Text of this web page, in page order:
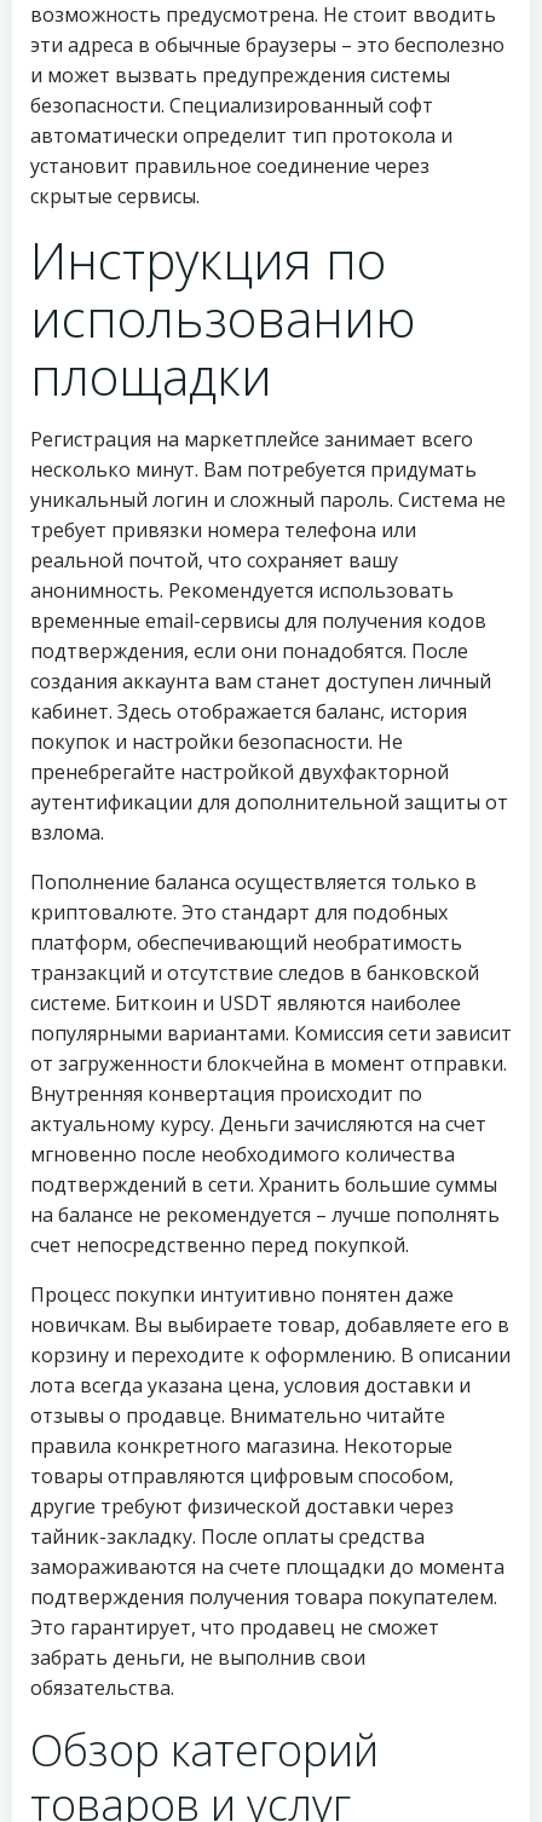
возможность предусмотрена. Не стоит вводить
эти адреса в обычные браузеры – это бесполезно
и может вызвать предупреждения системы
безопасности. Специализированный софт
автоматически определит тип протокола и
установит правильное соединение через
скрытые сервисы.
Инструкция по
использованию
площадки
Регистрация на маркетплейсе занимает всего
несколько минут. Вам потребуется придумать
уникальный логин и сложный пароль. Система не
требует привязки номера телефона или
реальной почтой, что сохраняет вашу
анонимность. Рекомендуется использовать
временные email-сервисы для получения кодов
подтверждения, если они понадобятся. После
создания аккаунта вам станет доступен личный
кабинет. Здесь отображается баланс, история
покупок и настройки безопасности. Не
пренебрегайте настройкой двухфакторной
аутентификации для дополнительной защиты от
взлома.
Пополнение баланса осуществляется только в
криптовалюте. Это стандарт для подобных
платформ, обеспечивающий необратимость
транзакций и отсутствие следов в банковской
системе. Биткоин и USDT являются наиболее
популярными вариантами. Комиссия сети зависит
от загруженности блокчейна в момент отправки.
Внутренняя конвертация происходит по
актуальному курсу. Деньги зачисляются на счет
мгновенно после необходимого количества
подтверждений в сети. Хранить большие суммы
на балансе не рекомендуется – лучше пополнять
счет непосредственно перед покупкой.
Процесс покупки интуитивно понятен даже
новичкам. Вы выбираете товар, добавляете его в
корзину и переходите к оформлению. В описании
лота всегда указана цена, условия доставки и
отзывы о продавце. Внимательно читайте
правила конкретного магазина. Некоторые
товары отправляются цифровым способом,
другие требуют физической доставки через
тайник-закладку. После оплаты средства
замораживаются на счете площадки до момента
подтверждения получения товара покупателем.
Это гарантирует, что продавец не сможет
забрать деньги, не выполнив свои
обязательства.
Обзор категорий
товаров и услуг